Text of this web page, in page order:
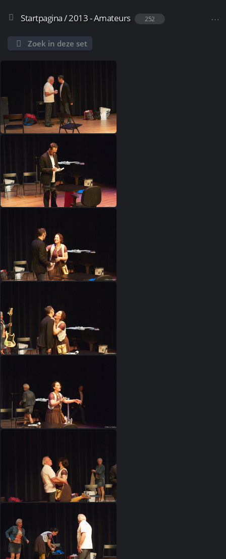
Startpagina/2013 - Amateurs 252
Zoek in deze set